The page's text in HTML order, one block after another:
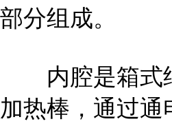
部分组成。
内腔是箱式结
加热棒，通过